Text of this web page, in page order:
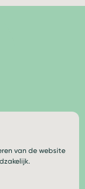
van de website